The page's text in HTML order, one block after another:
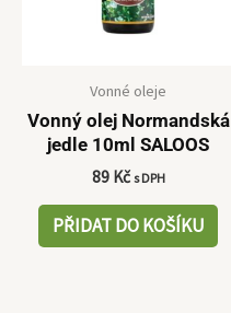
Vonné oleje
Vonný olej Normandská
jedle 10ml SALOOS
89 Kč s DPH
PŘIDAT DO KOŠÍKU